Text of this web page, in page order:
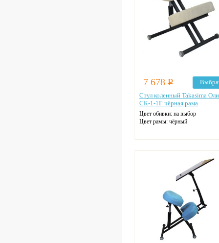
7 678 Р
Стул коленный Takasima
СК-1-1Г чёрная рама
Цвет обивки: на выбор
Цвет рамы: чёрный